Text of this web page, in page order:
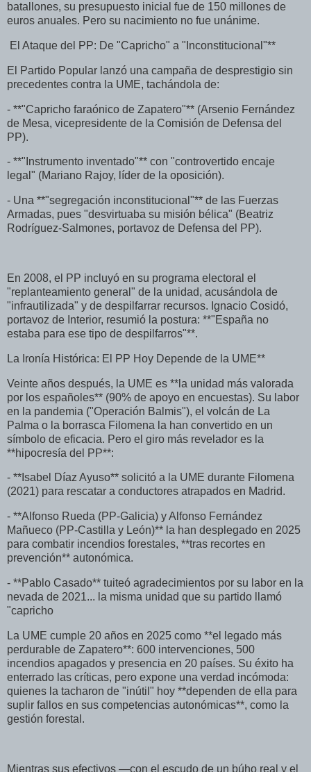
batallones, su presupuesto inicial fue de 150 millones de
euros anuales. Pero su nacimiento no fue unánime.
El Ataque del PP: De "Capricho" a "Inconstitucional"**
El Partido Popular lanzó una campaña de desprestigio sin
precedentes contra la UME, tachándola de:
- **"Capricho faraónico de Zapatero"** (Arsenio Fernández
de Mesa, vicepresidente de la Comisión de Defensa del
PP).
- **"Instrumento inventado"** con "controvertido encaje
legal" (Mariano Rajoy, líder de la oposición).
- Una **"segregación inconstitucional"** de las Fuerzas
Armadas, pues "desvirtuaba su misión bélica" (Beatriz
Rodríguez-Salmones, portavoz de Defensa del PP).
En 2008, el PP incluyó en su programa electoral el
"replanteamiento general" de la unidad, acusándola de
"infrautilizada" y de despilfarrar recursos. Ignacio Cosidó,
portavoz de Interior, resumió la postura: **"España no
estaba para ese tipo de despilfarros"**.
La Ironía Histórica: El PP Hoy Depende de la UME**
Veinte años después, la UME es **la unidad más valorada
por los españoles** (90% de apoyo en encuestas). Su labor
en la pandemia ("Operación Balmis"), el volcán de La
Palma o la borrasca Filomena la han convertido en un
símbolo de eficacia. Pero el giro más revelador es la
**hipocresía del PP**:
- **Isabel Díaz Ayuso** solicitó a la UME durante Filomena
(2021) para rescatar a conductores atrapados en Madrid.
- **Alfonso Rueda (PP-Galicia) y Alfonso Fernández
Mañueco (PP-Castilla y León)** la han desplegado en 2025
para combatir incendios forestales, **tras recortes en
prevención** autonómica.
- **Pablo Casado** tuiteó agradecimientos por su labor en la
nevada de 2021... la misma unidad que su partido llamó
"capricho
La UME cumple 20 años en 2025 como **el legado más
perdurable de Zapatero**: 600 intervenciones, 500
incendios apagados y presencia en 20 países. Su éxito ha
enterrado las críticas, pero expone una verdad incómoda:
quienes la tacharon de "inútil" hoy **dependen de ella para
suplir fallos en sus competencias autonómicas**, como la
gestión forestal.
Mientras sus efectivos —con el escudo de un búho real y el